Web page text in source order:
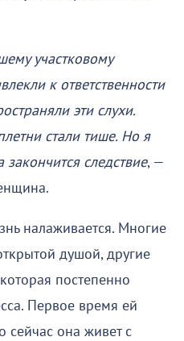
участковому
к ответственности
эти слухи.
стали тише. Но я
закончится следствие, —
налаживается. Многие
душой, другие
постепенно
Первое время ей
сейчас она живет с